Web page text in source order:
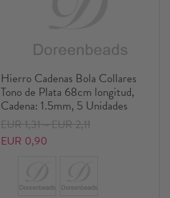
Hierro Cadenas Bola Collares
Tono de Plata 68cm longitud,
Cadena: 1.5mm, 5 Unidades
EUR 1,31～EUR 2,11
EUR 0,90